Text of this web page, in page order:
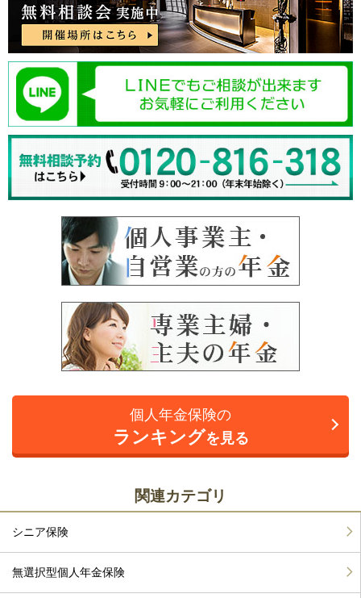
個人年金保険の
ランキングを見る
関連カテゴリ
シニア保険
無選択型個人年金保険